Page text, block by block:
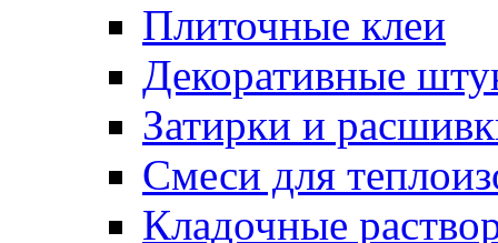
Плиточные клеи
Декоративные
Затирки и
Смеси для
Кладочные